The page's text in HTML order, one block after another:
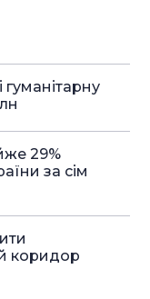
гуманітарну
29%
за сім
коридор